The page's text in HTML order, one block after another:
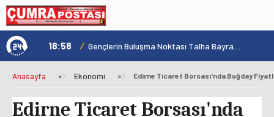
Konya'nın Zengin Mutfağı GastroFest'te Tanıtılacak 18:58 Gençlerin Buluşma Noktası Talha Bayrakçı Akademi Hızla Yükseliyor
Anasayfa » Ekonomi » Edirne Ticaret Borsası'nda Buğday
Edirne Ticaret Borsası'nda